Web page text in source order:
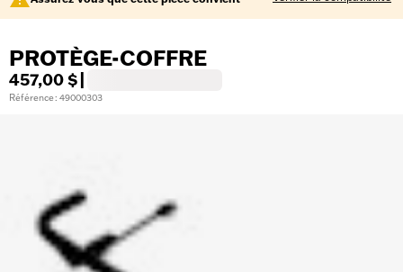
PROTÈGE-COFFRE
457,00 $
Référence : 49000303